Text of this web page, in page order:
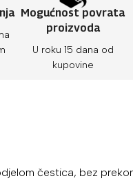
Mogućnost povrata
proizvoda
U roku 15 dana od
kupovine
čestica, bez